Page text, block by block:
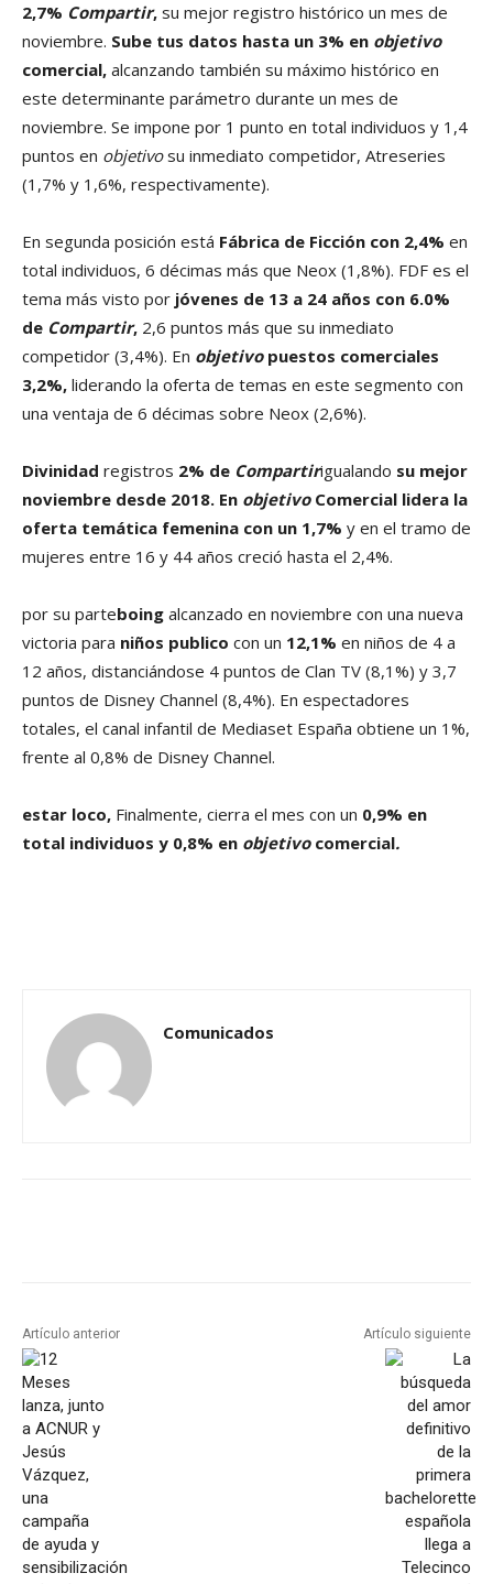
2,7% Compartir, su mejor registro histórico un mes de
noviembre. Sube tus datos hasta un 3% en objetivo
comercial, alcanzando también su máximo histórico en
este determinante parámetro durante un mes de
noviembre. Se impone por 1 punto en total individuos y 1,4
puntos en objetivosu inmediato competidor, Atreseries
(1,7% y 1,6%, respectivamente).
En segunda posición está Fábrica de Ficción con 2,4% en
total individuos, 6 décimas más que Neox (1,8%). FDF es el
tema más visto por jóvenes de 13 a 24 años con 6.0%
de Compartir, 2,6 puntos más que su inmediato
competidor (3,4%). En objetivopuestos comerciales
3,2%, liderando la oferta de temas en este segmento con
una ventaja de 6 décimas sobre Neox (2,6%).
Divinidad registros 2% de Compartirigualando su mejor
noviembre desde 2018. En objetivoComercial lidera la
oferta temática femenina con un 1,7% y en el tramo de
mujeres entre 16 y 44 años creció hasta el 2,4%.
por su parteboing alcanzado en noviembre con una nueva
victoria para niños publico con un 12,1% en niños de 4 a
12 años, distanciándose 4 puntos de Clan TV (8,1%) y 3,7
puntos de Disney Channel (8,4%). En espectadores
totales, el canal infantil de Mediaset España obtiene un 1%,
frente al 0,8% de Disney Channel.
estar loco, Finalmente, cierra el mes con un 0,9% en
total individuos y 0,8% en objetivocomercial.
Comunicados
Artículo anterior Artículo siguiente